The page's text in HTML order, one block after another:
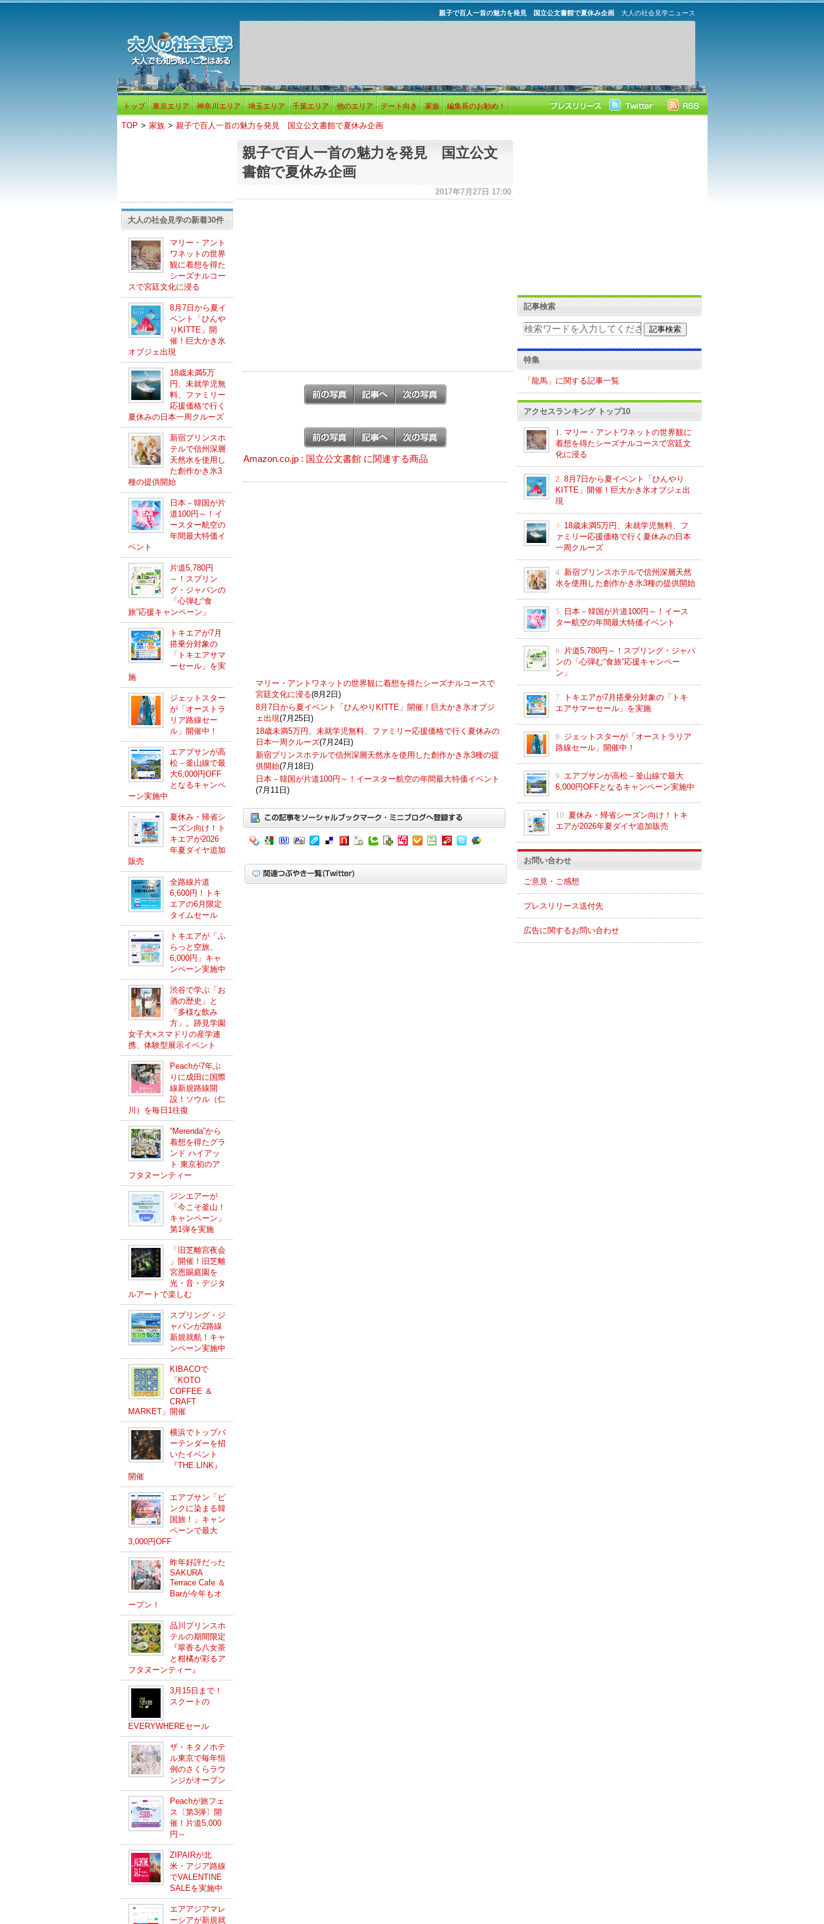
大人の社会見学ニュース
親子で百人一首の魅力を発見 国立公文書館で夏休み企画
トップ 東京エリア 神奈川エリア 埼玉エリア 千葉エリア 他のエリア デート向き 家族 編集長のお勧め！
TOP > 家族 > 親子で百人一首の魅力を発見 国立公文書館で夏休み企画
大人の社会見学の新着30件
マリー・アント
ワネットの世界
観に着想を得た
シーズナルコー
スで宮廷文化に浸る
8月7日から夏イ
ベント「ひんや
りKITTE」開
催！巨大かき氷
オブジェ出現
18歳未満5万
円、未就学児無
料、ファミリー
応援価格で行く
夏休みの日本一周クルーズ
新宿プリンスホ
テルで信州深層
天然水を使用し
た創作かき氷3
種の提供開始
日本－韓国が片
道100円～！イ
ースター航空の
年間最大特価イ
ベント
片道5,780円
～！スプリン
グ・ジャパンの
「心弾む“食
旅”応援キャンペーン」
トキエアが7月
搭乗分対象の
「トキエアサマ
ーセール」を実
施
ジェットスター
が「オーストラ
リア路線セー
ル」開催中！
エアプサンが高
松－釜山線で最
大6,000円OFF
となるキャンペ
ーン実施中
夏休み・帰省シ
ーズン向け！ト
キエアが2026
年夏ダイヤ追加
販売
全路線片道
6,600円！トキ
エアの6月限定
タイムセール
トキエアが「ふ
らっと空旅、
6,000円」キャ
ンペーン実施中
渋谷で学ぶ「お
酒の歴史」と
「多様な飲み
方」。跡見学園
女子大×スマドリの産学連
携、体験型展示イベント
Peachが7年ぶ
りに成田に国際
線新規路線開
設！ソウル（仁
川）を毎日1往復
“Merenda”から
着想を得たグラ
ンド ハイアッ
ト 東京初のア
フタヌーンティー
ジンエアーが
「今こそ釜山！
キャンペーン」
第1弾を実施
「旧芝離宮夜会
」開催！旧芝離
宮恩賜庭園を
光・音・デジタ
ルアートで楽しむ
スプリング・ジ
ャパンが2路線
新規就航！キャ
ンペーン実施中
KIBACOで
「KOTO
COFFEE ＆
CRAFT
MARKET」開催
横浜でトップバ
ーテンダーを招
いたイベント
『THE LINK』
開催
エアプサン「ピ
ンクに染まる韓
国旅！」キャン
ペーンで最大
3,000円OFF
昨年好評だった
SAKURA
Terrace Cafe ＆
Barが今年もオ
ープン！
品川プリンスホ
テルの期間限定
『翠香る八女茶
と柑橘が彩るア
フタヌーンティー』
3月15日まで！
スクートの
EVERYWHEREセール
ザ・キタノホテ
ル東京で毎年恒
例のさくらラウ
ンジがオープン
Peachが旅フェ
ス〔第3弾〕開
催！片道5,000
円～
ZIPAIRが北
米・アジア路線
でVALENTINE
SALEを実施中
エアアジアマレ
ーシアが新規就
親子で百人一首の魅力を発見 国立公文
書館で夏休み企画
2017年7月27日 17:00
Amazon.co.jp : 国立公文書館 に関連する商品
マリー・アントワネットの世界観に着想を得たシーズナルコースで
宮廷文化に浸る(8月2日)
8月7日から夏イベント「ひんやりKITTE」開催！巨大かき氷オブジ
ェ出現(7月25日)
18歳未満5万円、未就学児無料、ファミリー応援価格で行く夏休みの
日本一周クルーズ(7月24日)
新宿プリンスホテルで信州深層天然水を使用した創作かき氷3種の提
供開始(7月18日)
日本－韓国が片道100円～！イースター航空の年間最大特価イベント
(7月11日)
記事検索
特集
「龍馬」に関する記事一覧
アクセスランキング トップ10
1.
マリー・アントワネットの世界観に
着想を得たシーズナルコースで宮廷文
化に浸る
2. 8月7日から夏イベント「ひんやり
KITTE」開催！巨大かき氷オブジェ出
現
3. 18歳未満5万円、未就学児無料、フ
ァミリー応援価格で行く夏休みの日本
一周クルーズ
4. 新宿プリンスホテルで信州深層天然
水を使用した創作かき氷3種の提供開始
5.
日本－韓国が片道100円～！イース
ター航空の年間最大特価イベント
6.
片道5,780円～！スプリング・ジャパ
ンの「心弾む“食旅”応援キャンペー
ン」
7.
トキエアが7月搭乗分対象の「トキ
エアサマーセール」を実施
8. ジェットスターが「オーストラリア
路線セール」開催中！
9. エアプサンが高松－釜山線で最大
6,000円OFFとなるキャンペーン実施中
10. 夏休み・帰省シーズン向け！トキ
エアが2026年夏ダイヤ追加販売
お問い合わせ
ご意見・ご感想
プレスリリース送付先
広告に関するお問い合わせ